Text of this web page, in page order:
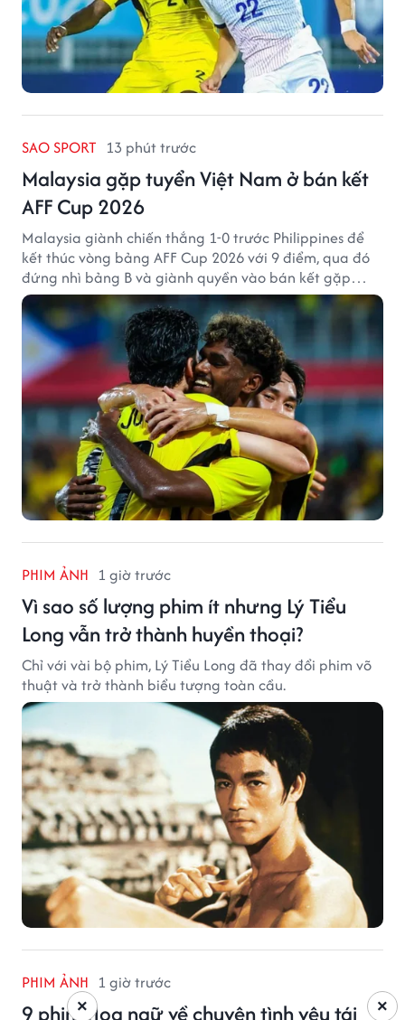
SAO SPORT 13 phút trước
Malaysia gặp tuyển Việt Nam ở bán kết
AFF Cup 2026
Malaysia giành chiến thắng 1-0 trước Philippines để
kết thúc vòng bảng AFF Cup 2026 với 9 điểm, qua đó
đứng nhì bảng B và giành quyền vào bán kết gặp
tuyển Việt Nam.
PHIM ẢNH 1 giờ trước
Vì sao số lượng phim ít nhưng Lý Tiểu
Long vẫn trở thành huyền thoại?
Chỉ với vài bộ phim, Lý Tiểu Long đã thay đổi phim võ
thuật và trở thành biểu tượng toàn cầu.
PHIM ẢNH 1 giờ trước
9 phim Hoa ngữ về chuyện tình yêu tái ×
×